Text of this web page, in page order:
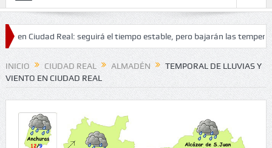
Real: seguirá el tiempo estable, pero bajarán las temperaturas
INICIO CIUDAD REAL ALMADÉN
TEMPORAL DE LLUVIAS Y
VIENTO EN CIUDAD REAL